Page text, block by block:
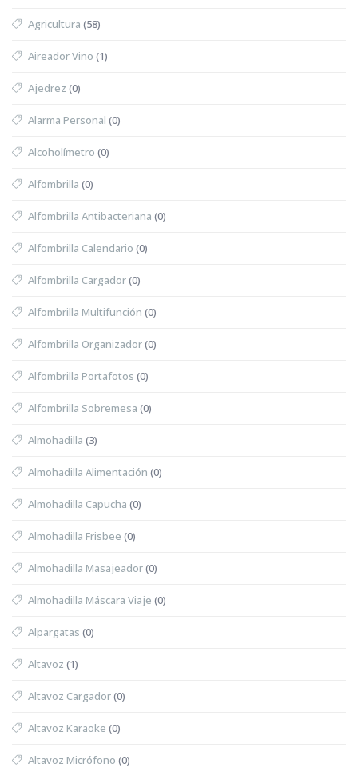
Agricultura (58)
Aireador Vino (1)
Ajedrez (0)
Alarma Personal (0)
Alcoholímetro (0)
Alfombrilla (0)
Alfombrilla Antibacteriana (0)
Alfombrilla Calendario (0)
Alfombrilla Cargador(0)
Alfombrilla Multifunción (0)
Alfombrilla Organizador(0)
Alfombrilla Portafotos (0)
Alfombrilla Sobremesa (0)
Almohadilla (3)
Almohadilla Alimentación (0)
Almohadilla Capucha (0)
Almohadilla Frisbee (0)
Almohadilla Masajeador(0)
Almohadilla Máscara Viaje (0)
Alpargatas (0)
Altavoz (1)
Altavoz Cargador(0)
Altavoz Karaoke (0)
Altavoz Micrófono (0)